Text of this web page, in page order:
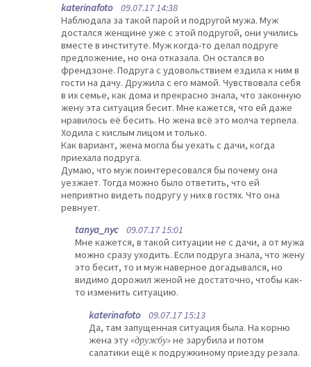
katerinafoto09.07.17 14:38
Наблюдала за такой парой и подругой мужа. Муж
достался женщине уже с этой подругой, они учились
вместе в институте. Муж когда-то делал подруге
предложение, но она отказала. Он остался во
френдзоне. Подруга с удовольствием ездила к ним в
гости на дачу. Дружила с его мамой. Чувствовала себя
в их семье, как дома и прекрасно знала, что законную
жену эта ситуация бесит. Мне кажется, что ей даже
нравилось её бесить. Но жена всё это молча терпела.
Ходила с кислым лицом и только.
Как вариант, жена могла бы уехать с дачи, когда
приехала подруга.
Думаю, что муж поинтересовался бы почему она
уезжает. Тогда можно было ответить, что ей
неприятно видеть подругу у них в гостях. Что она
ревнует.
tanya_nyc09.07.17 15:01
Мне кажется, в такой ситуации не с дачи, а от мужа
можно сразу уходить. Если подруга знала, что жену
это бесит, то и муж наверное догадывался, но
видимо дорожил женой не достаточно, чтобы как-
то изменить ситуацию.
katerinafoto09.07.17 15:13
Да, там запущенная ситуация была. На корню
жена эту«дружбу»не зарубила и потом
салатики ещё к подружкиному приезду резала.